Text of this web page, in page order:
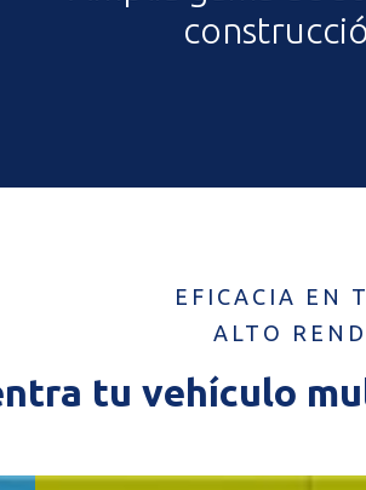
EFICACIA EN
ALTO
tu vehículo